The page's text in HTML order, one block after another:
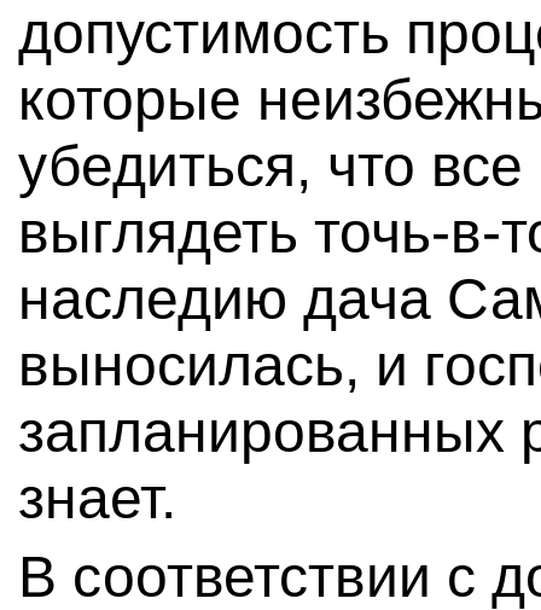
допустимость
которые
убедиться, что
выглядеть точь-в-
наследию дача
выносилась, и
запланированных
знает.
В соответствии с